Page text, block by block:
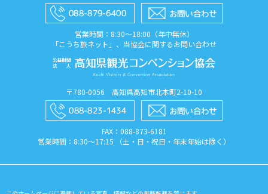
営業時間：8:30〜18:00（年中無休）
「こうち旅ネット」、当協会に関するお問い合わせ
〒780-0056 高知県高知市北本町2-10-10
FAX：088​-873​-6181
営業時間：8:30〜17:15 （土・日・祝日・年末年始は除く）